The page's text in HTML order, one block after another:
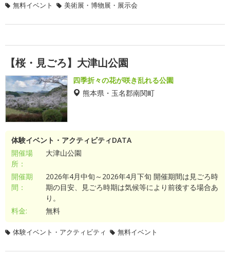
無料イベント 美術展・博物展・展示会
【桜・見ごろ】大津山公園
四季折々の花が咲き乱れる公園
熊本県・玉名郡南関町
体験イベント・アクティビティDATA
開催場
所：
大津山公園
開催期
間：
2026年4月中旬～2026年4月下旬 開催期間は見ごろ時
期の目安、見ごろ時期は気候等により前後する場合あ
り。
料金:
無料
体験イベント・アクティビティ 無料イベント